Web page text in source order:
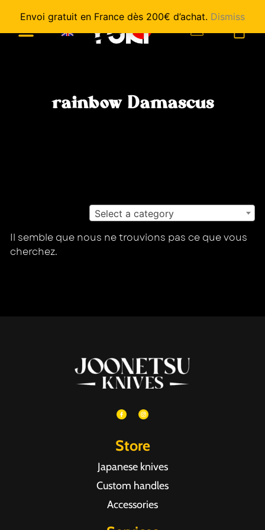
Envoi gratuit en France dès 200€ d’achat. Dismiss
rainbow Damascus
Select a category
Il semble que nous ne trouvions pas ce que vous
cherchez.
Store
Japanese knives
Custom handles
Accessories